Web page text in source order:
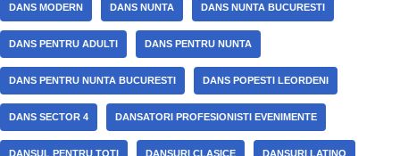
DANS MODERN DANS NUNTA DANS NUNTA BUCURESTI
DANS PENTRU ADULTI DANS PENTRU NUNTA
DANS PENTRU NUNTA BUCURESTI DANS POPESTI LEORDENI
DANS SECTOR 4 DANSATORI PROFESIONISTI EVENIMENTE
DANSUL PENTRU TOTI DANSURI CLASICE DANSURI LATINO